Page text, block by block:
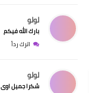
لولو
بارك الله فيكم
اترك رداً
لولو
شكرا جميل اوى